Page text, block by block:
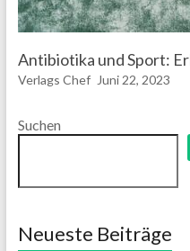
Antibiotika und Sport:
Verlags Chef Juni 22, 2023
Suchen
Neueste Beiträge